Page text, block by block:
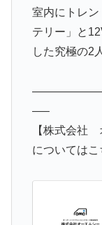
室内にトレ
テリー」と
した究極の2
—–
【株式会社
についてはこ